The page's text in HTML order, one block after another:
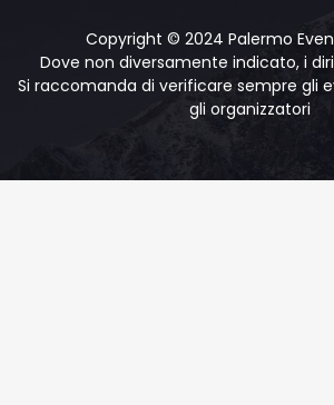
Copyright © 2024 Palermo
Dove non diversamente indicato, i
Si raccomanda di verificare sempre gli
gli organizzatori